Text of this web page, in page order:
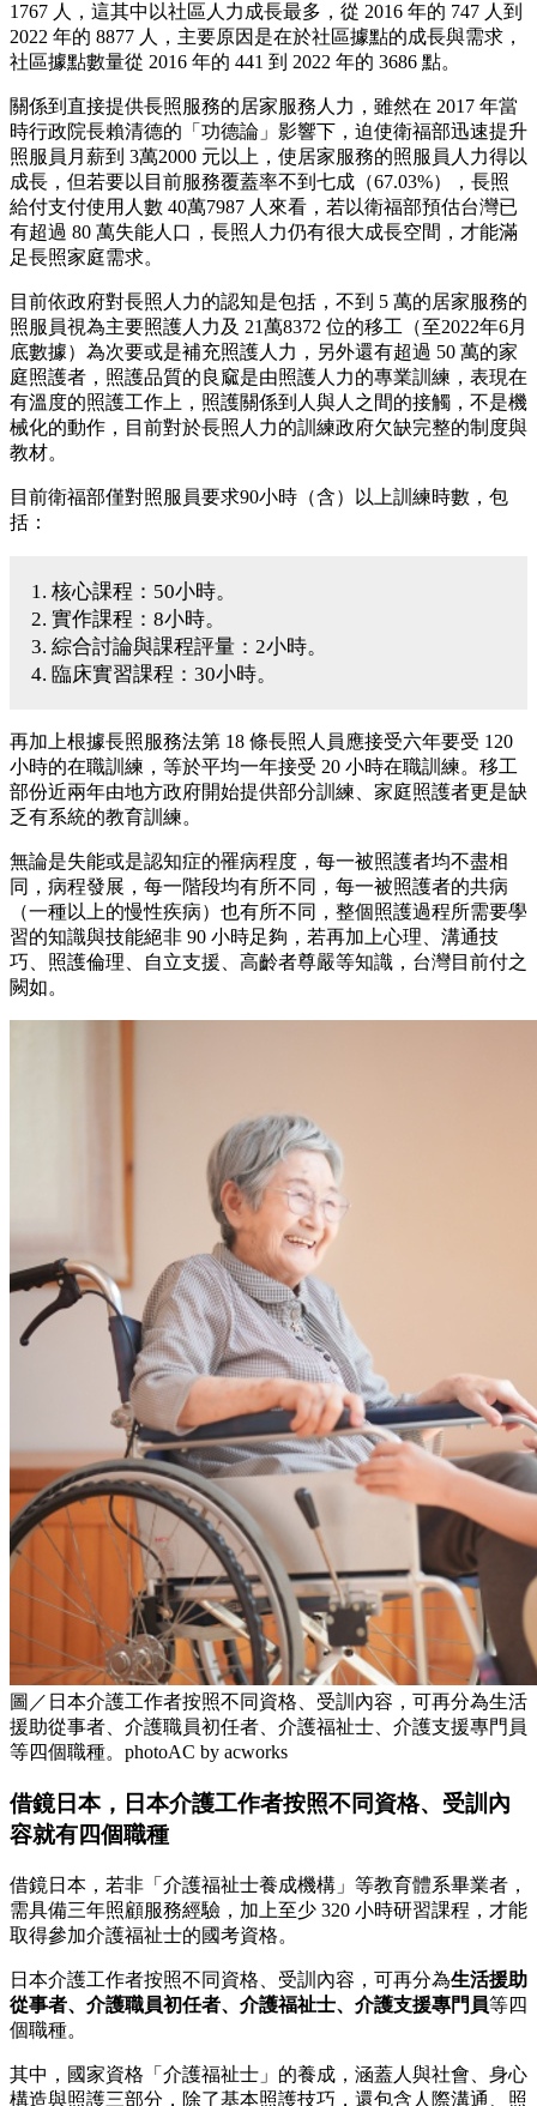
1767 人，這其中以社區人力成長最多，從 2016 年的 747 人到
2022 年的 8877 人，主要原因是在於社區據點的成長與需求，
社區據點數量從 2016 年的 441 到 2022 年的 3686 點。
關係到直接提供長照服務的居家服務人力，雖然在 2017 年當
時行政院長賴清德的「功德論」影響下，迫使衛福部迅速提升
照服員月薪到 3萬2000 元以上，使居家服務的照服員人力得以
成長，但若要以目前服務覆蓋率不到七成（67.03%），長照
給付支付使用人數 40萬7987 人來看，若以衛福部預估台灣已
有超過 80 萬失能人口，長照人力仍有很大成長空間，才能滿
足長照家庭需求。
目前依政府對長照人力的認知是包括，不到 5 萬的居家服務的
照服員視為主要照護人力及 21萬8372 位的移工（至2022年6月
底數據）為次要或是補充照護人力，另外還有超過 50 萬的家
庭照護者，照護品質的良窳是由照護人力的專業訓練，表現在
有溫度的照護工作上，照護關係到人與人之間的接觸，不是機
械化的動作，目前對於長照人力的訓練政府欠缺完整的制度與
教材。
目前衛福部僅對照服員要求90小時（含）以上訓練時數，包
括：
1. 核心課程：50小時。
2. 實作課程：8小時。
3. 綜合討論與課程評量：2小時。
4. 臨床實習課程：30小時。
再加上根據長照服務法第 18 條長照人員應接受六年要受 120
小時的在職訓練，等於平均一年接受 20 小時在職訓練。移工
部份近兩年由地方政府開始提供部分訓練、家庭照護者更是缺
乏有系統的教育訓練。
無論是失能或是認知症的罹病程度，每一被照護者均不盡相
同，病程發展，每一階段均有所不同，每一被照護者的共病
（一種以上的慢性疾病）也有所不同，整個照護過程所需要學
習的知識與技能絕非 90 小時足夠，若再加上心理、溝通技
巧、照護倫理、自立支援、高齡者尊嚴等知識，台灣目前付之
闕如。
圖／日本介護工作者按照不同資格、受訓內容，可再分為生活
援助從事者、介護職員初任者、介護福祉士、介護支援專門員
等四個職種。photoAC by acworks
借鏡日本，日本介護工作者按照不同資格、受訓內
容就有四個職種
借鏡日本，若非「介護福祉士養成機構」等教育體系畢業者，
需具備三年照顧服務經驗，加上至少 320 小時研習課程，才能
取得參加介護福祉士的國考資格。
日本介護工作者按照不同資格、受訓內容，可再分為生活援助
從事者、介護職員初任者、介護福祉士、介護支援專門員等四
個職種。
其中，國家資格「介護福祉士」的養成，涵蓋人與社會、身心
構造與照護三部分，除了基本照護技巧，還包含人際溝通、照